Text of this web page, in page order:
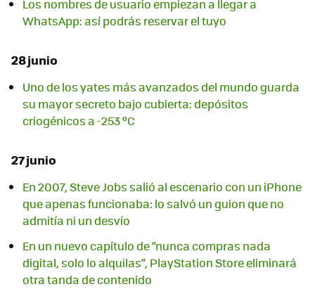
Los nombres de usuario empiezan a llegar a
WhatsApp: así podrás reservar el tuyo
28 junio
Uno de los yates más avanzados del mundo guarda
su mayor secreto bajo cubierta: depósitos
criogénicos a -253 ºC
27 junio
En 2007, Steve Jobs salió al escenario con un iPhone
que apenas funcionaba: lo salvó un guion que no
admitía ni un desvío
En un nuevo capítulo de “nunca compras nada
digital, solo lo alquilas”, PlayStation Store eliminará
otra tanda de contenido